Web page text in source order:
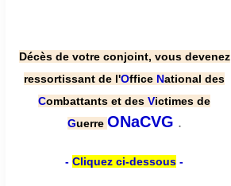
Décès de votre conjoint, vous devenez
ressortissant de l'Office National des
Combattants et des Victimes de
Guerre ONaCVG .
- Cliquez ci-dessous -